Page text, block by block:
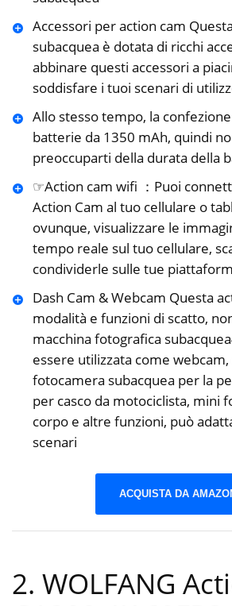
Accessori per action cam
subacquea è dotata di ricchi
abbinare questi accessori a
soddisfare i tuoi scenari di
Allo stesso tempo, la
batterie da 1350 mAh, quindi
preoccuparti della durata della
☞Action cam wifi ：Puoi
Action Cam al tuo cellulare o
ovunque, visualizzare le
tempo reale sul tuo cellulare,
condividerle sulle tue
Dash Cam & Webcam Questa
modalità e funzioni di scatto,
macchina fotografica
essere utilizzata come webcam,
fotocamera subacquea per la
per casco da motociclista, mini
corpo e altre funzioni, può
scenari
ACQUISTA DA
2. WOLFANG